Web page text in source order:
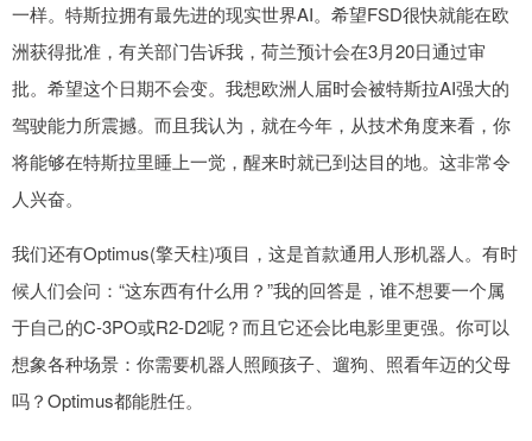
一样。特斯拉拥有最先进的现实世界AI。希望FSD很快就能在欧
洲获得批准，有关部门告诉我，荷兰预计会在3月20日通过审
批。希望这个日期不会变。我想欧洲人届时会被特斯拉AI强大的
驾驶能力所震撼。而且我认为，就在今年，从技术角度来看，你
将能够在特斯拉里睡上一觉，醒来时就已到达目的地。这非常令
人兴奋。
我们还有Optimus(擎天柱)项目，这是首款通用人形机器人。有时
候人们会问：“这东西有什么用？”我的回答是，谁不想要一个属
于自己的C-3PO或R2-D2呢？而且它还会比电影里更强。你可以
想象各种场景：你需要机器人照顾孩子、遛狗、照看年迈的父母
吗？Optimus都能胜任。